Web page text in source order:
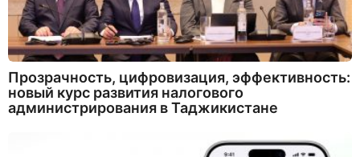
Прозрачность, цифровизация, эффективность:
новый курс развития налогового
администрирования в Таджикистане